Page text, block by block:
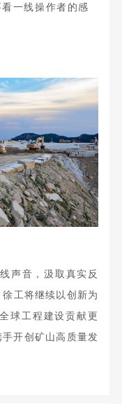
一线操作者的感
声音，汲取真实反
工将继续以创新为
球工程建设贡献更
开创矿山高质量发